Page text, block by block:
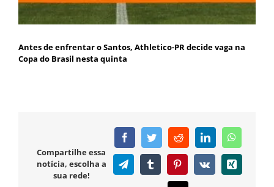
Antes de enfrentar o Santos, Athletico-PR decide vaga na
Copa do Brasil nesta quinta
Compartilhe essa
notícia, escolha a
sua rede!
FacebookTwitterRedditLinkedIn
TelegramTumblr PinterestVk Xing